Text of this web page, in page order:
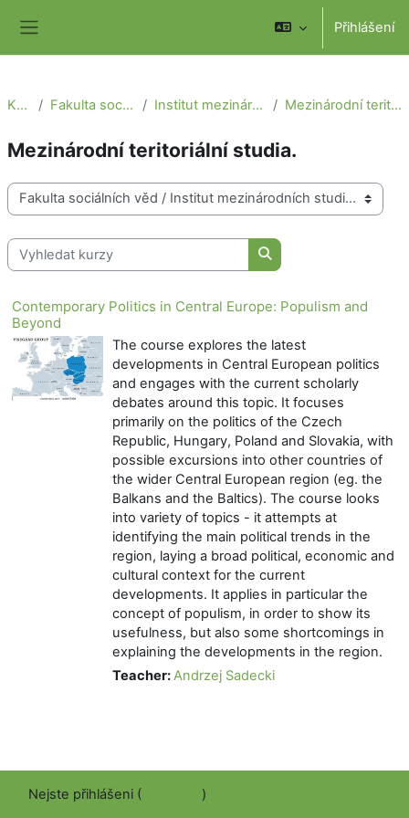
Přihlášení
Kurzy Fakulta sociálních věd Institut mezinárodních studií Mezinárodní teritoriální studia.
Mezinárodní teritoriální studia.
Kategorie kurzů
Vyhledat kurzy
Vyhledat kurzy
Contemporary Politics in Central Europe: Populism and
Beyond
The course explores the latest
developments in Central European politics
and engages with the current scholarly
debates around this topic. It focuses
primarily on the politics of the Czech
Republic, Hungary, Poland and Slovakia, with
possible excursions into other countries of
the wider Central European region (eg. the
Balkans and the Baltics). The course looks
into variety of topics - it attempts at
identifying the main political trends in the
region, laying a broad political, economic and
cultural context for the current
developments. It applies in particular the
concept of populism, in order to show its
usefulness, but also some shortcomings in
explaining the developments in the region.
Teacher:Andrzej Sadecki
Nejste přihlášeni (
)